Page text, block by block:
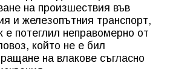
на произшествия във
и железопътния транспорт,
е потеглил неправомерно от
който не е бил
на влакове съгласно